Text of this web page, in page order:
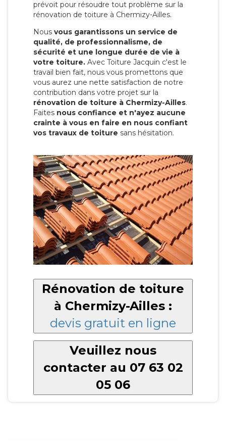
prévoit pour résoudre tout problème sur la
rénovation de toiture à Chermizy-Ailles.
Nous vous garantissons un service de
qualité, de professionnalisme, de
sécurité et une longue durée de vie à
votre toiture. Avec Toiture Jacquin c'est le
travail bien fait, nous vous promettons que
vous aurez une nette satisfaction de notre
contribution dans votre projet sur la
rénovation de toiture à Chermizy-Ailles.
Faites nous confiance et n'ayez aucune
crainte à vous en faire en nous confiant
vos travaux de toiture sans hésitation.
Rénovation de toiture
à Chermizy-Ailles :
devis gratuit en ligne
Veuillez nous
contacter au 07 63 02
05 06